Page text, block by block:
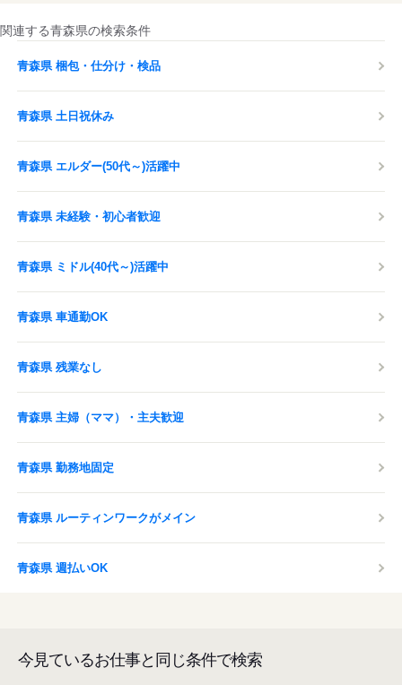
関連する青森県の検索条件
青森県 梱包・仕分け・検品
青森県 土日祝休み
青森県 エルダー(50代～)活躍中
青森県 未経験・初心者歓迎
青森県 ミドル(40代～)活躍中
青森県 車通勤OK
青森県 残業なし
青森県 主婦（ママ）・主夫歓迎
青森県 勤務地固定
青森県 ルーティンワークがメイン
青森県 週払いOK
今見ているお仕事と同じ条件で検索